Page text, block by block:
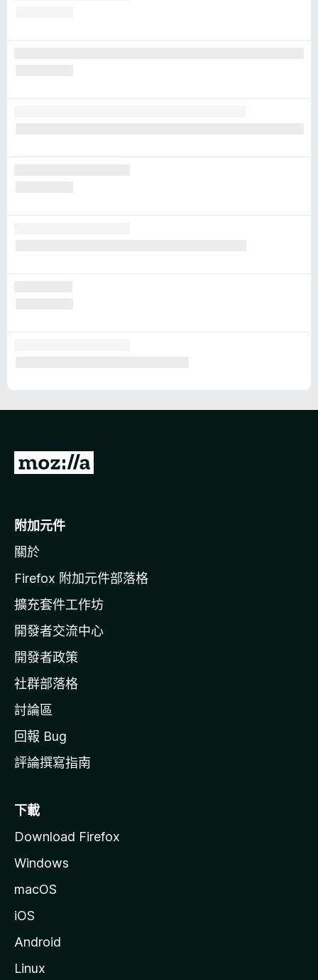
前
o
i
l
a
官
網
附加元件
關於
Firefox 附加元件部落格
擴充套件工作坊
開發者交流中心
開發者政策
社群部落格
討論區
回報 Bug
評論撰寫指南
下載
Download Firefox
Windows
macOS
iOS
Android
Linux